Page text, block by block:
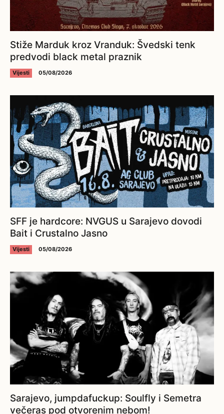
Stiže Marduk kroz Vranduk: Švedski tenk
predvodi black metal praznik
Vijesti 05/08/2026
SFF je hardcore: NVGUS u Sarajevo dovodi
Bait i Crustalno Jasno
Vijesti 05/08/2026
Sarajevo, jumpdafuckup: Soulfly i Semetra
večeras pod otvorenim nebom!